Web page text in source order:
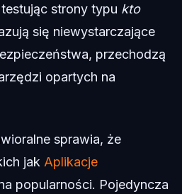
strony typu kto
się niewystarczające
przechodzą
opartych na
sprawia, że
jak Aplikacje
popularności. Pojedyncza